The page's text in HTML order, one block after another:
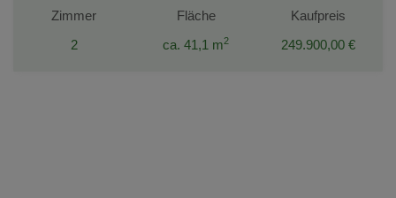
Zimmer
2
Fläche
ca. 41,1 m2
Kaufpreis
249.900,00 €